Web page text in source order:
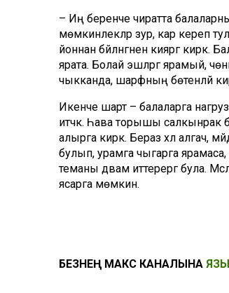
– Иң беренче чиратта балаларны
мөмкинлекләр зур, кар кереп
йоннан бәйләнгәнен кияргә
ярата. Болай эшләргә ярамый,
чыкканда, шарфның бөтенләй
Икенче шарт – балаларга
итәчәк. Һава торышы салкынрак
алырга кирәк. Бераз хәл алгач,
булып, урамга чыгарга ярамаса,
теманы дәвам иттерергә була.
ясарга мөмкин.
БЕЗНЕҢ МАКС КАНАЛЫНА